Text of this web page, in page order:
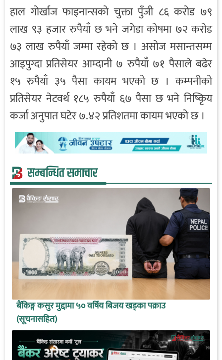
हाल गोर्खाज फाइनान्सको चुक्ता पुँजी ८६ करोड ७९
लाख ९३ हजार रुपैयाँ छ भने जगेडा कोषमा ७२ करोड
७३ लाख रुपैयाँ जम्मा रहेको छ । असोज मसान्तसम्म
आइपुग्दा प्रतिसेयर आम्दानी ७ रुपैयाँ ७१ पैसाले बढेर
१५ रुपैयाँ ३५ पैसा कायम भएको छ । कम्पनीको
प्रतिसेयर नेटवर्थ १८५ रुपैयाँ ६७ पैसा छ भने निष्किृय
कर्जा अनुपात घटेर ७.४२ प्रतिशतमा कायम भएको छ ।
सम्बन्धित समाचार
बैंकिङ्ग कसुर मुद्दामा ५० वर्षिय बिजय खड्का पक्राउ
(सूचनासहित)